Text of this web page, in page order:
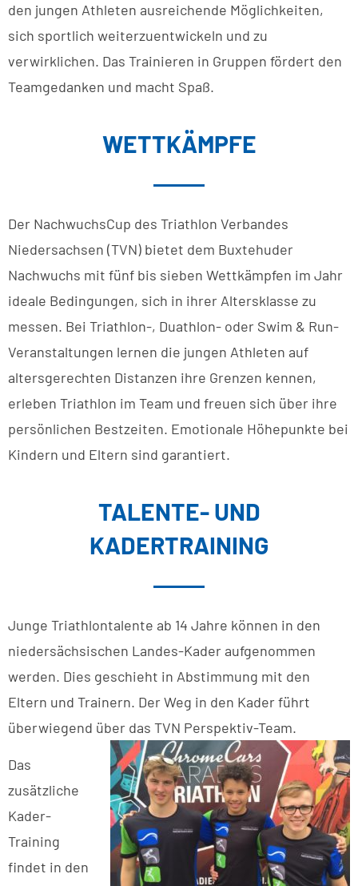
den jungen Athleten ausreichende Möglichkeiten,
sich sportlich weiterzuentwickeln und zu
verwirklichen. Das Trainieren in Gruppen fördert den
Teamgedanken und macht Spaß.
WETTKÄMPFE
Der NachwuchsCup des Triathlon Verbandes
Niedersachsen (TVN) bietet dem Buxtehuder
Nachwuchs mit fünf bis sieben Wettkämpfen im Jahr
ideale Bedingungen, sich in ihrer Altersklasse zu
messen. Bei Triathlon-, Duathlon- oder Swim & Run-
Veranstaltungen lernen die jungen Athleten auf
altersgerechten Distanzen ihre Grenzen kennen,
erleben Triathlon im Team und freuen sich über ihre
persönlichen Bestzeiten. Emotionale Höhepunkte bei
Kindern und Eltern sind garantiert.
TALENTE- UND
KADERTRAINING
Junge Triathlontalente ab 14 Jahre können in den
niedersächsischen Landes-Kader aufgenommen
werden. Dies geschieht in Abstimmung mit den
Eltern und Trainern. Der Weg in den Kader führt
überwiegend über das TVN Perspektiv-Team.
Das
zusätzliche
Kader-
Training
findet in den